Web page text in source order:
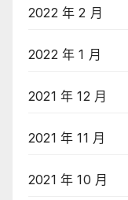
2022 年 2 月
2022 年 1 月
2021 年 12 月
2021 年 11 月
2021 年 10 月